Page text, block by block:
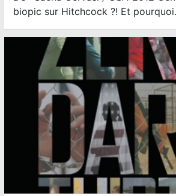
biopic sur Hitchcock ?! Et